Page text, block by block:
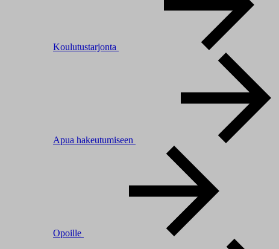
Koulutustarjonta
Apua hakeutumiseen
Opoille